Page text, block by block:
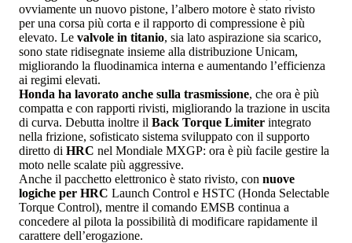
ovviamente un nuovo pistone, l’albero motore è stato rivisto
per una corsa più corta e il rapporto di compressione è più
elevato. Le valvole in titanio, sia lato aspirazione sia scarico,
sono state ridisegnate insieme alla distribuzione Unicam,
migliorando la fluodinamica interna e aumentando l’efficienza
ai regimi elevati.
Honda ha lavorato anche sulla trasmissione, che ora è più
compatta e con rapporti rivisti, migliorando la trazione in uscita
di curva. Debutta inoltre il Back Torque Limiter integrato
nella frizione, sofisticato sistema sviluppato con il supporto
diretto di HRC nel Mondiale MXGP: ora è più facile gestire la
moto nelle scalate più aggressive.
Anche il pacchetto elettronico è stato rivisto, con nuove
logiche per HRC Launch Control e HSTC (Honda Selectable
Torque Control), mentre il comando EMSB continua a
concedere al pilota la possibilità di modificare rapidamente il
carattere dell’erogazione.